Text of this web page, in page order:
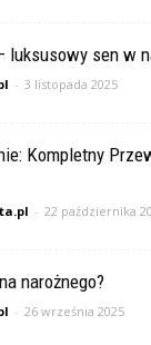
luksusowy sen w
- 3 listopada 2025
Kompletny
- 22 października
narożnego?
- 26 września 2025